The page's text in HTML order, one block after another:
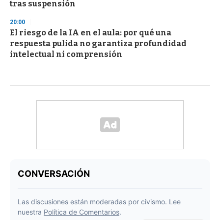
tras suspensión
20:00
El riesgo de la IA en el aula: por qué una
respuesta pulida no garantiza profundidad
intelectual ni comprensión